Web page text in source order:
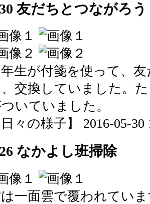
友だちとつながろう
年生が付箋を使って、
、交換していました。
いていました。
日々の様子】 2016-05-30
なかよし班掃除
一面雲で覆われてい